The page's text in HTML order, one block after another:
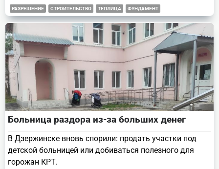
РАЗРЕШЕНИЕ СТРОИТЕЛЬСТВО ТЕПЛИЦА ФУНДАМЕНТ
Больница раздора из-за больших денег
В Дзержинске вновь спорили: продать участки под
детской больницей или добиваться полезного для
горожан КРТ.